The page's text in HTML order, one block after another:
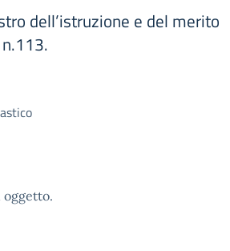
dell’istruzione e del merito
oggetto.